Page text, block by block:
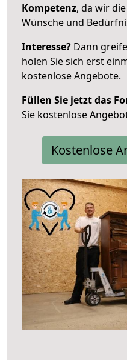
Kompetenz, da wir
Wünsche und
Interesse? Dann
holen Sie sich erst
kostenlose Angebote.
Füllen Sie jetzt das
Sie kostenlose
Kostenlose